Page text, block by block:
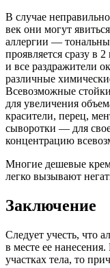
В случае
век они могут
аллергии —
проявляется сразу в
и все раздражители
различные
Всевозможные
для увеличения
красители, перец,
сыворотки — для
концентрацию
Многие дешевые
легко вызывают
Заключение
Следует учесть, что
в месте ее
участках тела, то